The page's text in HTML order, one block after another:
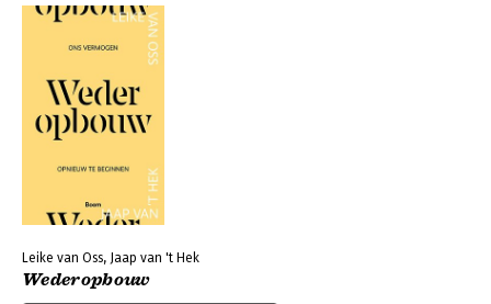
Leike van Oss, Jaap van 't Hek
Wederopbouw